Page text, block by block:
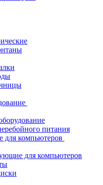
питания
компьютеров
для компьютеров